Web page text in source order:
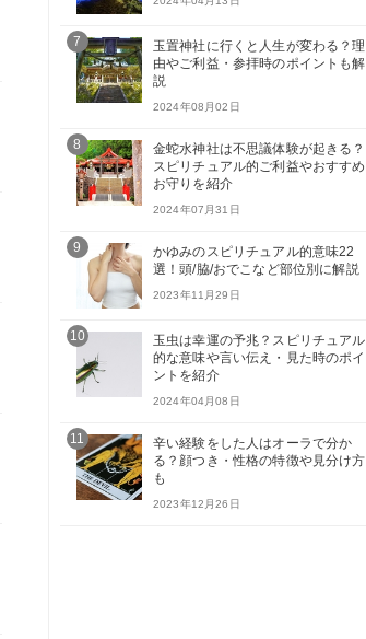
7
玉置神社に行くと人生が変わる？理
由やご利益・参拝時のポイントも解
説
2024年08月02日
8
金蛇水神社は不思議体験が起きる？
スピリチュアル的ご利益やおすすめ
お守りを紹介
2024年07月31日
9
かゆみのスピリチュアル的意味22
選！頭/脇/おでこなど部位別に解説
2023年11月29日
10
玉虫は幸運の予兆？スピリチュアル
的な意味や言い伝え・見た時のポイ
ントを紹介
2024年04月08日
11
辛い経験をした人はオーラで分か
る？顔つき・性格の特徴や見分け方
も
2023年12月26日